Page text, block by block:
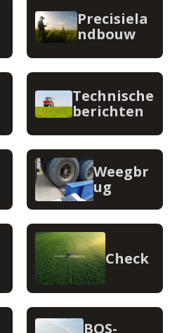
Precisiela
ndbouw
Technische
berichten
Weegbr
ug
Check
BOS-